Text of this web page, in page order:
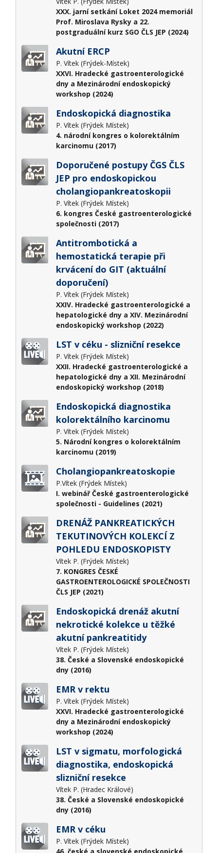
XXX. jarní setkání Loket 2024 memoriál
Prof. Miroslava Rysky a 22.
postgraduální kurz SGO ČLS JEP (2024)
Akutní ERCP
P. Vítek (Frýdek-Místek)
XXVI. Hradecké gastroenterologické
dny a Mezinárodní endoskopický
workshop (2024)
Endoskopická diagnostika
P. Vítek (Frýdek Místek)
4. národní kongres o kolorektálním
karcinomu (2017)
Doporučené postupy ČGS ČLS
JEP pro endoskopickou
cholangiopankreatoskopii
P. Vítek (Frýdek Místek)
6. kongres České gastroenterologické
společnosti (2017)
Antitrombotická a
hemostatická terapie při
krvácení do GIT (aktuální
doporučení)
P. Vítek (Frýdek Místek)
XXIV. Hradecké gastroenterologické a
hepatologické dny a XIV. Mezinárodní
endoskopický workshop (2022)
LST v céku - slizniční resekce
P. Vítek (Frýdek Místek)
XXII. Hradecké gastroenterologické a
hepatologické dny a XII. Mezinárodní
endoskopický workshop (2018)
Endoskopická diagnostika
kolorektálního karcinomu
P. Vítek (Frýdek Místek)
5. Národní kongres o kolorektálním
karcinomu (2019)
Cholangiopankreatoskopie
P.Vítek (Frýdek Místek)
I. webinář České gastroenterologické
společnosti - Guidelines (2021)
DRENÁŽ PANKREATICKÝCH
TEKUTINOVÝCH KOLEKCÍ Z
POHLEDU ENDOSKOPISTY
Vítek P. (Frýdek Místek)
7. KONGRES ČESKÉ
GASTROENTEROLOGICKÉ SPOLEČNOSTI
ČLS JEP (2021)
Endoskopická drenáž akutní
nekrotické kolekce u těžké
akutní pankreatitidy
Vítek P. (Frýdek Místek)
38. České a Slovenské endoskopické
dny (2016)
EMR v rektu
P. Vítek (Frýdek Místek)
XXVI. Hradecké gastroenterologické
dny a Mezinárodní endoskopický
workshop (2024)
LST v sigmatu, morfologická
diagnostika, endoskopická
slizniční resekce
Vítek P. (Hradec Králové)
38. České a Slovenské endoskopické
dny (2016)
EMR v céku
P. Vítek (Frýdek Místek)